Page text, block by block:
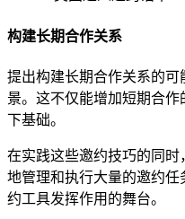
构建长期合作关系
提出构建长期合作关系的
景。这不仅能增加短期合
下基础。
在实践这些邀约技巧的同
地管理和执行大量的邀约
约工具发挥作用的舞台。